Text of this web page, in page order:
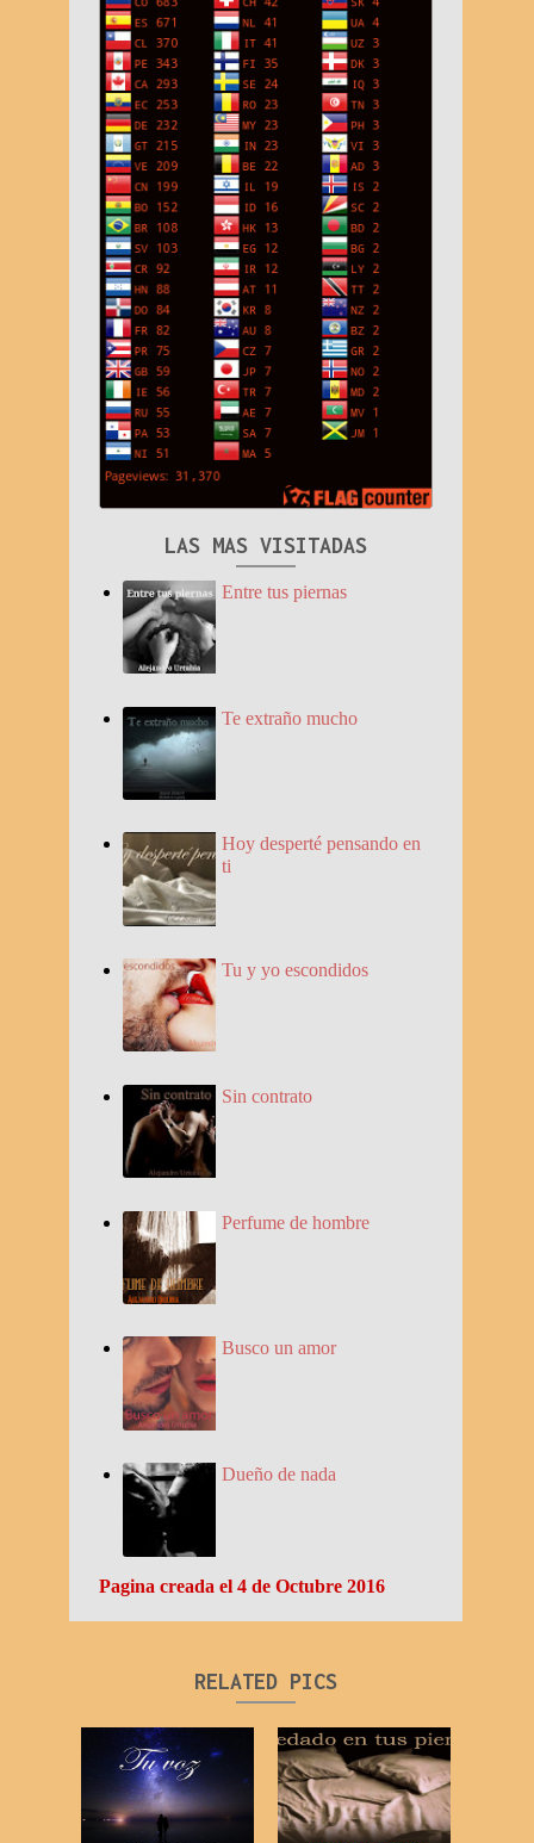
LAS MAS VISITADAS
Entre tus piernas
Te extraño mucho
Hoy desperté pensando en
ti
Tu y yo escondidos
Sin contrato
Perfume de hombre
Busco un amor
Dueño de nada
Pagina creada el 4 de Octubre 2016
RELATED PICS